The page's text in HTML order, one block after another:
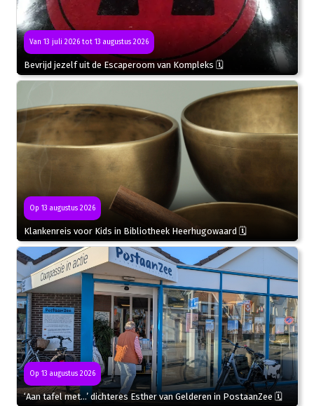
Van 13 juli 2026 tot 13 augustus 2026
Bevrijd jezelf uit de Escaperoom van Kompleks 🗓
Op 13 augustus 2026
Klankenreis voor Kids in Bibliotheek Heerhugowaard 🗓
Op 13 augustus 2026
‘Aan tafel met…’ dichteres Esther van Gelderen in PostaanZee 🗓